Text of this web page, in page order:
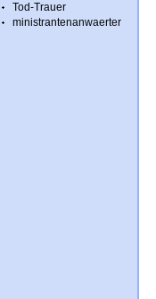
Tod-Trauer
ministrantenanwaerter